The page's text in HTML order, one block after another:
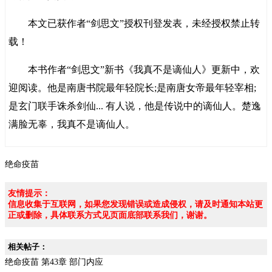
本文已获作者“剑思文”授权刊登发表，未经授权禁止转
载！
本书作者“剑思文”新书《我真不是谪仙人》更新中，欢
迎阅读。他是南唐书院最年轻院长;是南唐女帝最年轻宰相;
是玄门联手诛杀剑仙... 有人说，他是传说中的谪仙人。楚逸
满脸无辜，我真不是谪仙人。
绝命疫苗
友情提示：
信息收集于互联网，如果您发现错误或造成侵权，请及时通知本站更
正或删除，具体联系方式见页面底部联系我们，谢谢。
相关帖子：
绝命疫苗 第43章 部门内应